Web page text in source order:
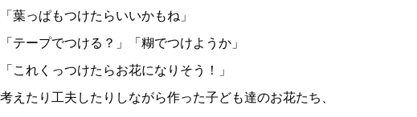
「葉っぱもつけたらいいかもね」
「テープでつける？」「糊でつけようか」
「これくっつけたらお花になりそう！」
考えたり工夫したりしながら作った子ども達のお花たち、